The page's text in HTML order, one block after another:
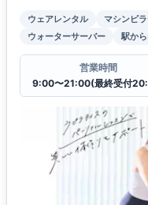
ウェアレンタル マシンピ
ウォーターサーバー
駅か
営業時間
9:00〜21:00(最終受付